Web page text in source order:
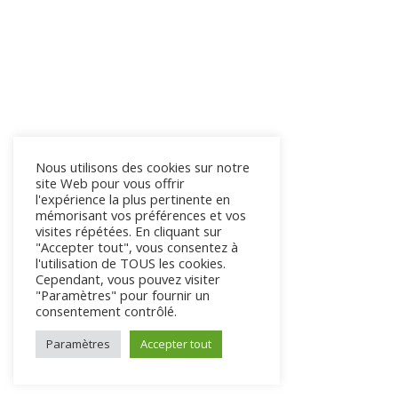
Nous utilisons des cookies sur notre
site Web pour vous offrir
l'expérience la plus pertinente en
mémorisant vos préférences et vos
visites répétées. En cliquant sur
"Accepter tout", vous consentez à
l'utilisation de TOUS les cookies.
Cependant, vous pouvez visiter
"Paramètres" pour fournir un
consentement contrôlé.
Paramètres Accepter tout